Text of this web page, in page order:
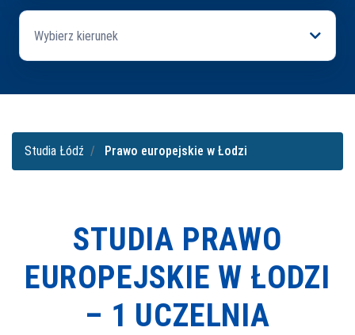
Wybierz kierunek
Studia Łódź Prawo europejskie w Łodzi
STUDIA PRAWO
EUROPEJSKIE W ŁODZI
– 1 UCZELNIA